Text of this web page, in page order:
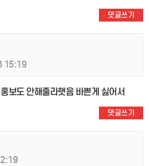
댓글쓰기
15:19
보도 안해줄라햇음 바쁜게 싫어서
댓글쓰기